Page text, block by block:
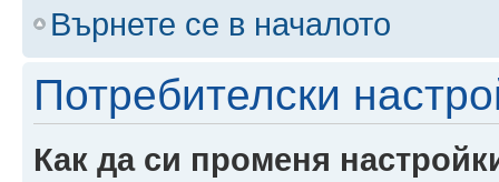
Върнете се в началото
Потребителски
Как да си променя